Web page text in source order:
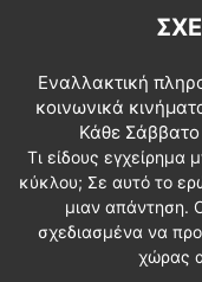
Εναλλακτική
κοινωνικά
Κάθε Σάββατο
Τι είδους εγχείρημα
κύκλου; Σε αυτό το
μιαν απάντηση.
σχεδιασμένα να
χώρας